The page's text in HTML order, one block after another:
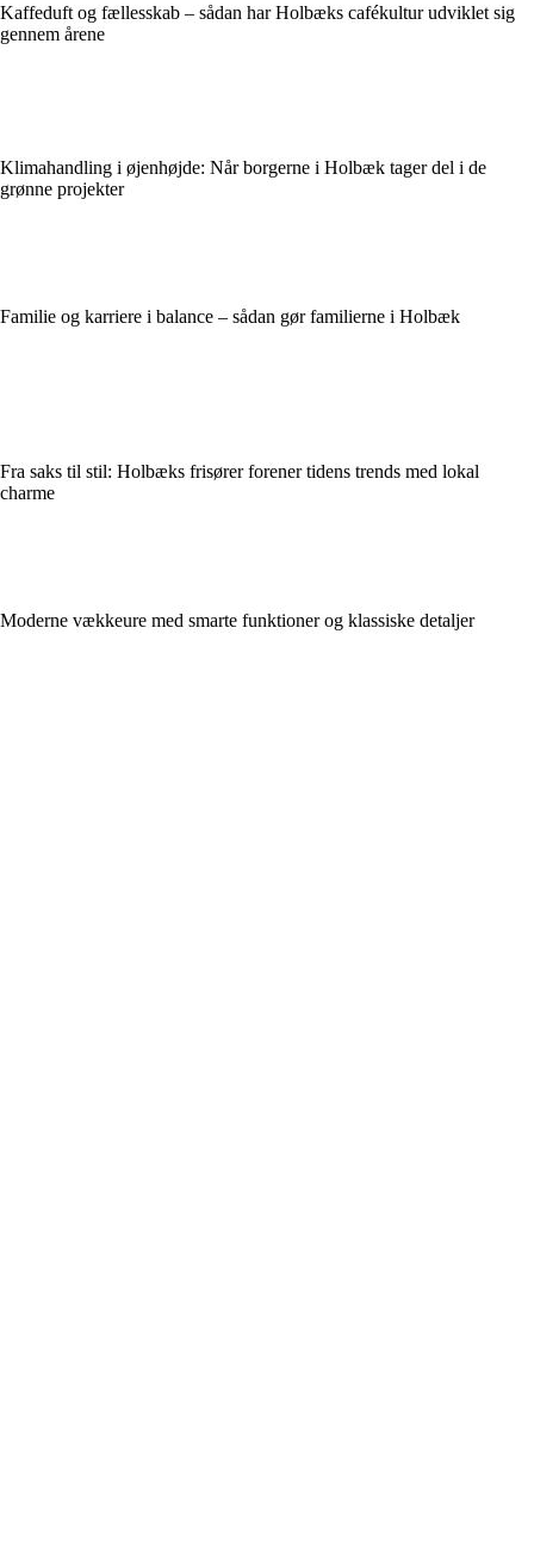
Kaffeduft og fællesskab – sådan har Holbæks cafékultur udviklet sig
gennem årene
Klimahandling i øjenhøjde: Når borgerne i Holbæk tager del i de
grønne projekter
Familie og karriere i balance – sådan gør familierne i Holbæk
Fra saks til stil: Holbæks frisører forener tidens trends med lokal
charme
Moderne vækkeure med smarte funktioner og klassiske detaljer